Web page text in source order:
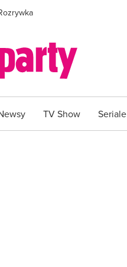
TV Show Seriale